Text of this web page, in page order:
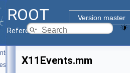
ROOT
Version master
Reference Guide
X11Events.mm